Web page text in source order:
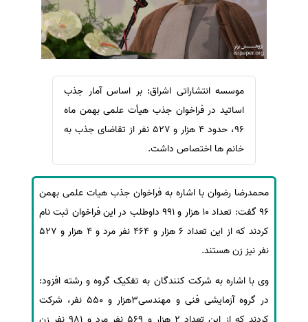
ترجمه عربی به فارسی
مشاهده همه زبان ها
سفارش ویرایش
سفارش پارافریز
سفارش فرمت‌بندی
سفارش کاهش کمیت
سفارش معرفی مجله
سفارش معرفی مقاله
سفارش معرفی کتاب
سفارش ترجمه مولتی‌مدیا
سفارش گویندگی
سفارش تولید محتوا
سفارش چکیده گرافیکی
سفارش تهیه کاورلتر
موسسه انتشاراتی اشراق: بر اساس آمار جذب
اساتید در فراخوان جذب هیأت علمی بهمن ماه
96، حدود 4 هزار و 527 نفر از تقاضای جذب به
خانم ها اختصاص داشت.
محمدرضا رضوان با اشاره به فراخوان جذب هیات علمی بهمن
96 گفت: تعداد 10 هزار و 991 داوطلب در این فراخوان ثبت نام
کردند که از این تعداد 6 هزار و 464 نفر مرد و 4 هزار و 527
نفر نیز زن هستند.
وی با اشاره به شرکت کنندگان به تفکیک گروه و رشته افزود:
در گروه آزمایشی فنی و مهندسی3هزار و 550 نفر، شرکت